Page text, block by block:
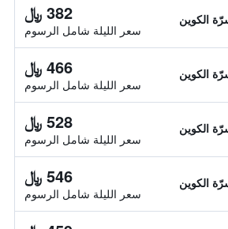
382 ﷼
سعر الليلة شامل الرسوم
466 ﷼
سعر الليلة شامل الرسوم
528 ﷼
سعر الليلة شامل الرسوم
546 ﷼
سعر الليلة شامل الرسوم